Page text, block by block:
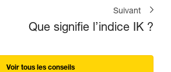
Suivant
Que signifie l’indice IK ?
Voir tous les conseils